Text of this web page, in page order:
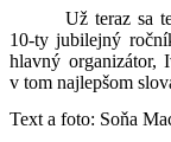
Už teraz sa
10-ty jubilejný
hlavný organizátor,
v tom najlepšom
Text a foto: Soňa